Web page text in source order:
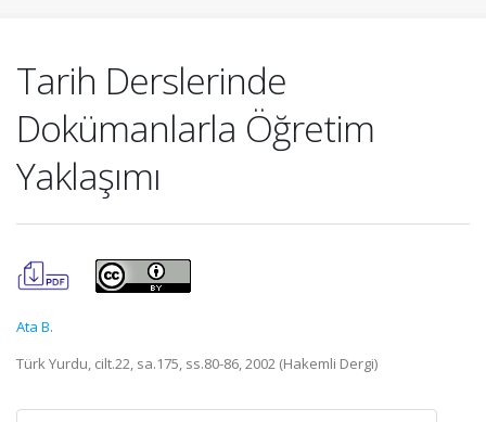
Tarih Derslerinde
Dokümanlarla Öğretim
Yaklaşımı
Ata B.
Türk Yurdu, cilt.22, sa.175, ss.80-86, 2002 (Hakemli Dergi)